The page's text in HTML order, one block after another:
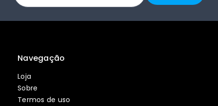
Navegação
Loja
Sobre
Termos de uso